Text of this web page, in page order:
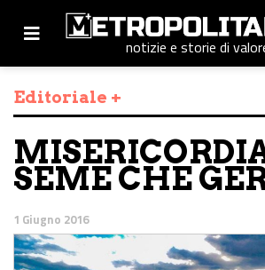
notizie e storie di
Editoriale +
SEME CHE
1 Giugno 2016